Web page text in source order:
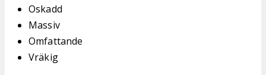
Oskadd
Massiv
Omfattande
Vräkig